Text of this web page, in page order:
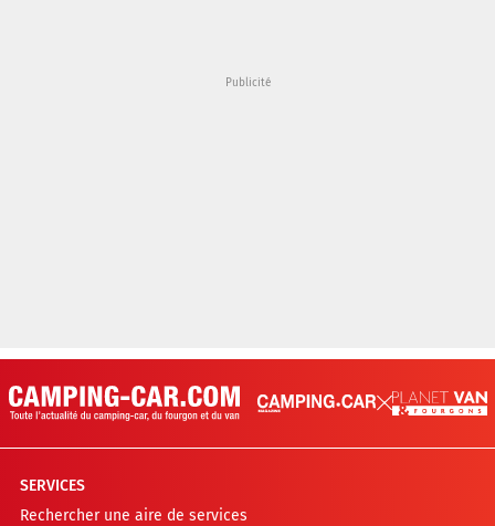
SERVICES
Rechercher une aire de services